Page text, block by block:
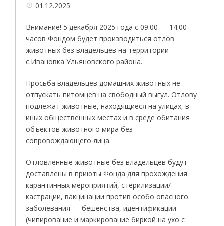
01.12.2025
Внимание! 5 декабря 2025 года с 09:00 — 14:00
часов Фондом будет производиться отлов
животных без владельцев на территории
с.Ивановка Ульяновского района.
Просьба владельцев домашних животных не
отпускать питомцев на свободный выгул. Отлову
подлежат животные, находящиеся на улицах, в
иных общественных местах и в среде обитания
объектов животного мира без
сопровождающего лица.
Отловленные животные без владельцев будут
доставлены в приюты Фонда для прохождения
карантинных мероприятий, стерилизации/
кастрации, вакцинации против особо опасного
заболевания — бешенства, идентификации
(чипирование и маркирование биркой на ухо с